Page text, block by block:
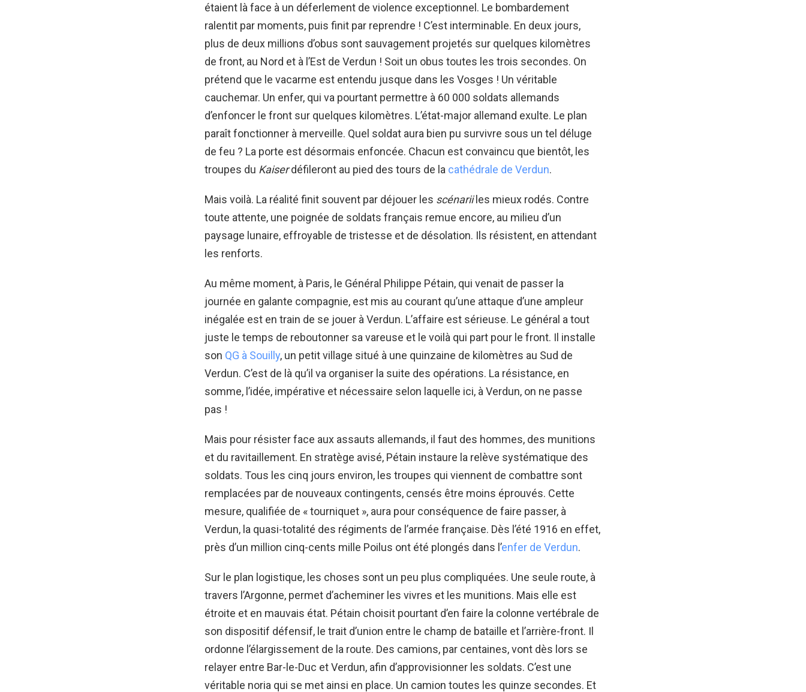
étaient là face à un déferlement de violence exceptionnel. Le bombardement
ralentit par moments, puis finit par reprendre ! C’est interminable. En deux jours,
plus de deux millions d’obus sont sauvagement projetés sur quelques kilomètres
de front, au Nord et à l’Est de Verdun ! Soit un obus toutes les trois secondes. On
prétend que le vacarme est entendu jusque dans les Vosges ! Un véritable
cauchemar. Un enfer, qui va pourtant permettre à 60 000 soldats allemands
d’enfoncer le front sur quelques kilomètres. L’état-major allemand exulte. Le plan
paraît fonctionner à merveille. Quel soldat aura bien pu survivre sous un tel déluge
de feu ? La porte est désormais enfoncée. Chacun est convaincu que bientôt, les
troupes du Kaiserdéfileront au pied des tours de la cathédrale de Verdun.
Mais voilà. La réalité finit souvent par déjouer les scénariiles mieux rodés. Contre
toute attente, une poignée de soldats français remue encore, au milieu d’un
paysage lunaire, effroyable de tristesse et de désolation. Ils résistent, en attendant
les renforts.
Au même moment, à Paris, le Général Philippe Pétain, qui venait de passer la
journée en galante compagnie, est mis au courant qu’une attaque d’une ampleur
inégalée est en train de se jouer à Verdun. L’affaire est sérieuse. Le général a tout
juste le temps de reboutonner sa vareuse et le voilà qui part pour le front. Il installe
son QG à Souilly, un petit village situé à une quinzaine de kilomètres au Sud de
Verdun. C’est de là qu’il va organiser la suite des opérations. La résistance, en
somme, l’idée, impérative et nécessaire selon laquelle ici, à Verdun, on ne passe
pas !
Mais pour résister face aux assauts allemands, il faut des hommes, des munitions
et du ravitaillement. En stratège avisé, Pétain instaure la relève systématique des
soldats. Tous les cinq jours environ, les troupes qui viennent de combattre sont
remplacées par de nouveaux contingents, censés être moins éprouvés. Cette
mesure, qualifiée de « tourniquet », aura pour conséquence de faire passer, à
Verdun, la quasi-totalité des régiments de l’armée française. Dès l’été 1916 en effet,
près d’un million cinq-cents mille Poilus ont été plongés dans l’enfer de Verdun.
Sur le plan logistique, les choses sont un peu plus compliquées. Une seule route, à
travers l’Argonne, permet d’acheminer les vivres et les munitions. Mais elle est
étroite et en mauvais état. Pétain choisit pourtant d’en faire la colonne vertébrale de
son dispositif défensif, le trait d’union entre le champ de bataille et l’arrière-front. Il
ordonne l’élargissement de la route. Des camions, par centaines, vont dès lors se
relayer entre Bar-le-Duc et Verdun, afin d’approvisionner les soldats. C’est une
véritable noria qui se met ainsi en place. Un camion toutes les quinze secondes. Et